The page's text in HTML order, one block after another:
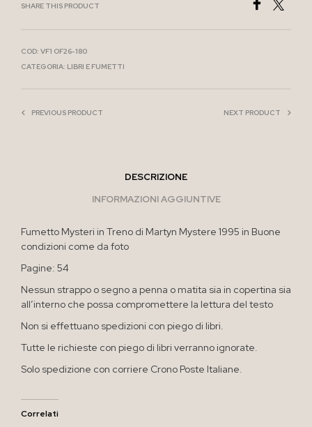
SHARE THIS PRODUCT
COD: VF1 OF26-180
CATEGORIA: LIBRI E FUMETTI
PREVIOUS PRODUCT NEXT PRODUCT
DESCRIZIONE
INFORMAZIONI AGGIUNTIVE
Fumetto Mysteri in Treno di Martyn Mystere 1995 in Buone
condizioni come da foto
Pagine: 54
Nessun strappo o segno a penna o matita sia in copertina sia
all’interno che possa compromettere la lettura del testo
Non si effettuano spedizioni con piego di libri.
Tutte le richieste con piego di libri verranno ignorate.
Solo spedizione con corriere Crono Poste Italiane.
Correlati